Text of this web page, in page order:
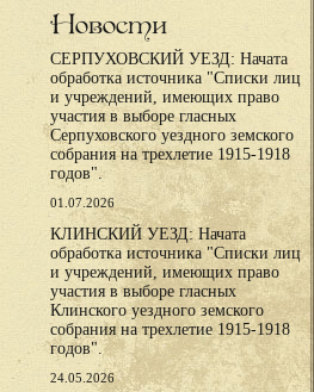
Новости
СЕРПУХОВСКИЙ УЕЗД: Начата
обработка источника "Списки лиц
и учреждений, имеющих право
участия в выборе гласных
Серпуховского уездного земского
собрания на трехлетие 1915-1918
годов".
01.07.2026
КЛИНСКИЙ УЕЗД: Начата
обработка источника "Списки лиц
и учреждений, имеющих право
участия в выборе гласных
Клинского уездного земского
собрания на трехлетие 1915-1918
годов".
24.05.2026